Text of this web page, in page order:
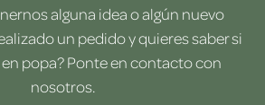
alguna idea o algún nuevo
un pedido y quieres saber si
popa? Ponte en contacto con
nosotros.